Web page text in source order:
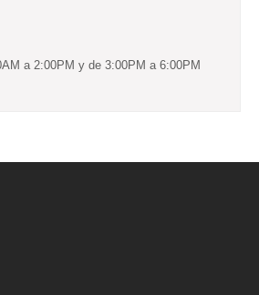
a 2:00PM y de 3:00PM a 6:00PM